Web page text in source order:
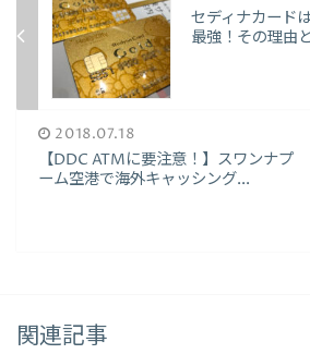
セディナカード
最強！その理由
2018.07.18
【DDC ATMに要注意！】スワンナプ
ーム空港で海外キャッシング...
関連記事